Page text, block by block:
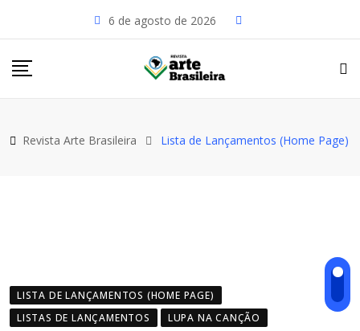
6 de agosto de 2026
Revista Arte Brasileira Lista de Lançamentos (Home Page)
LISTA DE LANÇAMENTOS (HOME PAGE)
LISTAS DE LANÇAMENTOS
LUPA NA CANÇÃO